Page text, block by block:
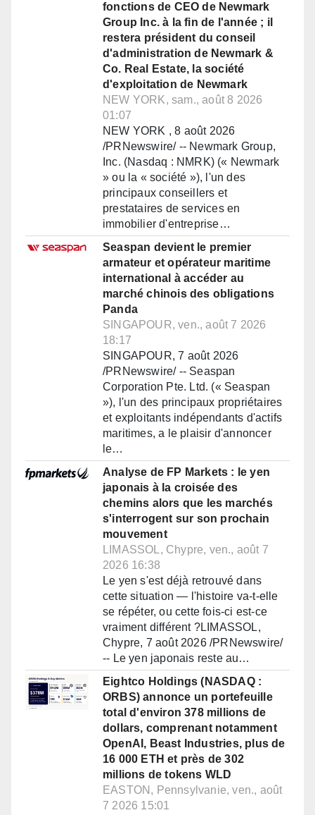
fonctions de CEO de Newmark
Group Inc. à la fin de l'année ; il
restera président du conseil
d'administration de Newmark &
Co. Real Estate, la société
d'exploitation de Newmark
NEW YORK, sam., août 8 2026
01:07
NEW YORK , 8 août 2026
/PRNewswire/ -- Newmark Group,
Inc. (Nasdaq : NMRK) (« Newmark
» ou la « société »), l'un des
principaux conseillers et
prestataires de services en
immobilier d'entreprise…
Seaspan devient le premier
armateur et opérateur maritime
international à accéder au
marché chinois des obligations
Panda
SINGAPOUR, ven., août 7 2026
18:17
SINGAPOUR, 7 août 2026
/PRNewswire/ -- Seaspan
Corporation Pte. Ltd. (« Seaspan
»), l'un des principaux propriétaires
et exploitants indépendants d'actifs
maritimes, a le plaisir d'annoncer
le…
Analyse de FP Markets : le yen
japonais à la croisée des
chemins alors que les marchés
s'interrogent sur son prochain
mouvement
LIMASSOL, Chypre, ven., août 7
2026 16:38
Le yen s'est déjà retrouvé dans
cette situation — l'histoire va-t-elle
se répéter, ou cette fois-ci est-ce
vraiment différent ?LIMASSOL,
Chypre, 7 août 2026 /PRNewswire/
-- Le yen japonais reste au…
Eightco Holdings (NASDAQ :
ORBS) annonce un portefeuille
total d'environ 378 millions de
dollars, comprenant notamment
OpenAI, Beast Industries, plus de
16 000 ETH et près de 302
millions de tokens WLD
EASTON, Pennsylvanie, ven., août
7 2026 15:01